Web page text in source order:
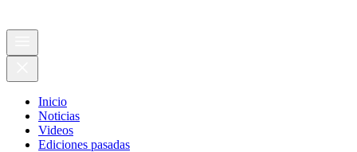
Inicio
Noticias
Videos
Ediciones pasadas